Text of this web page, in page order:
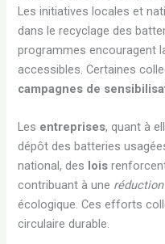
Les initiatives locales et
dans le recyclage des
programmes encouragent
accessibles. Certaines
campagnes de
Les entreprises, quant à
dépôt des batteries
national, des lois
contribuant à une
écologique. Ces efforts
circulaire durable.